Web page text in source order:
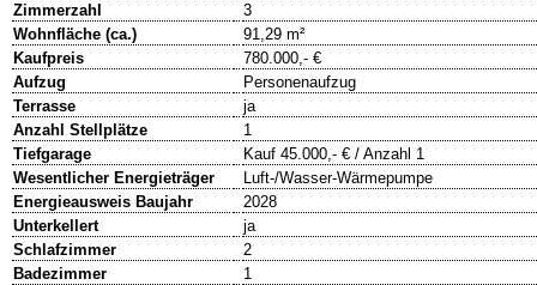
Zimmerzahl
3
Wohnfläche (ca.)
91,29 m²
Kaufpreis
780.000,- €
Aufzug
Personenaufzug
Terrasse
ja
Anzahl Stellplätze
1
Tiefgarage
Kauf 45.000,- € / Anzahl 1
Wesentlicher Energieträger
Luft-/Wasser-Wärmepumpe
Energieausweis Baujahr
2028
Unterkellert
ja
Schlafzimmer
2
Badezimmer
1